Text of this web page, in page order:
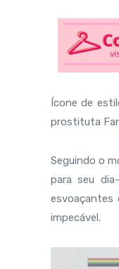
Ícone de
prostituta
Seguindo o
para seu
esvoaçantes
impecável.